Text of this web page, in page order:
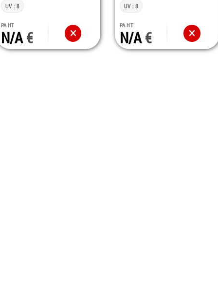
UV : 8
PA HT
N/A
UV : 8
PA HT
N/A